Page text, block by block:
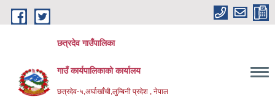
Skip to main content
छत्रदेव गाउँपालिका
गाउँ कार्यपालिकाको कार्यालय
छत्रदेव-५,अर्घाखाँची,लुम्बिनी प्रदेश , नेपाल